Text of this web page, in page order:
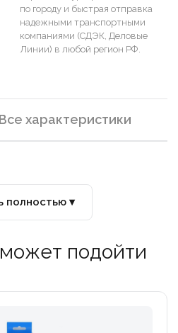
по городу и быстрая отправка
надежными транспортными
компаниями (СДЭК, Деловые
Линии) в любой регион РФ.
Все характеристики
полностью ▾
подойти